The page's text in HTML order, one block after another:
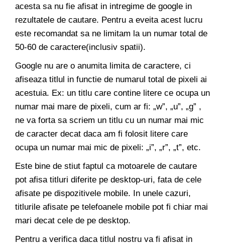
acesta sa nu fie afisat in intregime de google in
rezultatele de cautare. Pentru a eveita acest lucru
este recomandat sa ne limitam la un numar total de
50-60 de caractere(inclusiv spatii).
Google nu are o anumita limita de caractere, ci
afiseaza titlul in functie de numarul total de pixeli ai
acestuia. Ex: un titlu care contine litere ce ocupa un
numar mai mare de pixeli, cum ar fi: „w”, „u”, „g” ,
ne va forta sa scriem un titlu cu un numar mai mic
de caracter decat daca am fi folosit litere care
ocupa un numar mai mic de pixeli: „i”, „r”, „t”, etc.
Este bine de stiut faptul ca motoarele de cautare
pot afisa titluri diferite pe desktop-uri, fata de cele
afisate pe dispozitivele mobile. In unele cazuri,
titlurile afisate pe telefoanele mobile pot fi chiar mai
mari decat cele de pe desktop.
Pentru a verifica daca titlul nostru va fi afisat in